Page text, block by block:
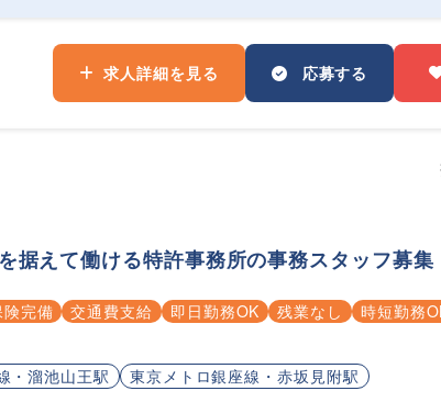
求人詳細を見る 応募する
据えて働ける特許事務所の事務スタッフ募集
完備 交通費支給 即日勤務OK 残業なし 時短勤務
・溜池山王駅
東京メトロ銀座線・赤坂見附駅